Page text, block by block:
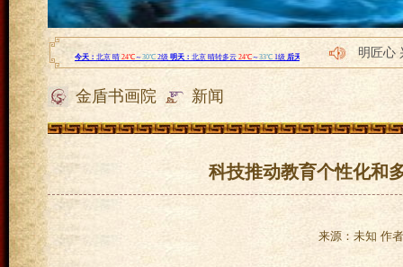
明匠心
发展“
金盾书画院 新闻
科技推动教育个性化和
来源：未知 作